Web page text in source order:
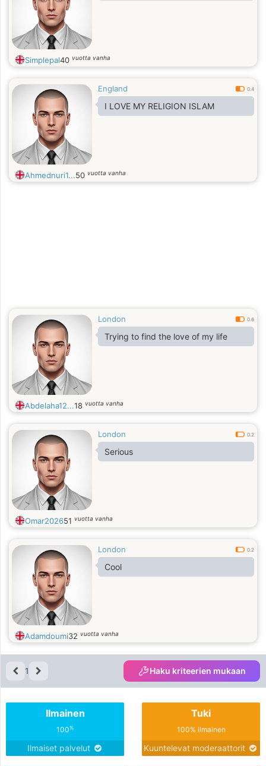
Simplepal40 vuotta vanha
England 0.4
I LOVE MY RELIGION ISLAM
Ahmednuri1...50 vuotta vanha
London 0.6
Trying to find the love of my life
Abdelaha12...18 vuotta vanha
London 0.2
Serious
Omar202651 vuotta vanha
London 0.2
Cool
Adamdoumi32 vuotta vanha
1 Haku kriteerien mukaan
Ilmainen
100%
Ilmaiset palvelut
Tuki
100% ilmainen
Kuuntelevat moderaattorit